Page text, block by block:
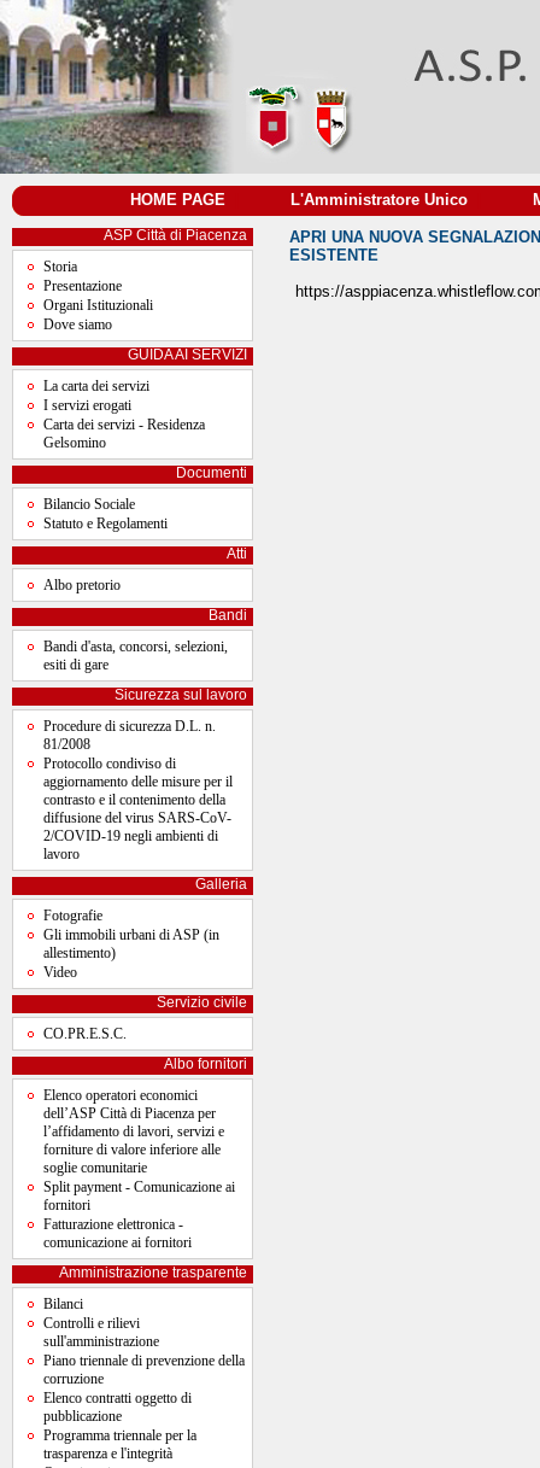
HOME PAGE L'Amministratore Unico
ASP Città di Piacenza
Storia
Presentazione
Organi Istituzionali
Dove siamo
GUIDA AI SERVIZI
La carta dei servizi
I servizi erogati
Carta dei servizi - Residenza
Gelsomino
Documenti
Bilancio Sociale
Statuto e Regolamenti
Atti
Albo pretorio
Bandi
Bandi d'asta, concorsi, selezioni,
esiti di gare
Sicurezza sul lavoro
Procedure di sicurezza D.L. n.
81/2008
Protocollo condiviso di
aggiornamento delle misure per il
contrasto e il contenimento della
diffusione del virus SARS-CoV-
2/COVID-19 negli ambienti di
lavoro
Galleria
Fotografie
Gli immobili urbani di ASP (in
allestimento)
Video
Servizio civile
CO.PR.E.S.C.
Albo fornitori
Elenco operatori economici
dell’ASP Città di Piacenza per
l’affidamento di lavori, servizi e
forniture di valore inferiore alle
soglie comunitarie
Split payment - Comunicazione ai
fornitori
Fatturazione elettronica -
comunicazione ai fornitori
Amministrazione trasparente
Bilanci
Controlli e rilievi
sull'amministrazione
Piano triennale di prevenzione della
corruzione
Elenco contratti oggetto di
pubblicazione
Programma triennale per la
trasparenza e l'integrità
APRI UNA NUOVA
ESISTENTE
https://